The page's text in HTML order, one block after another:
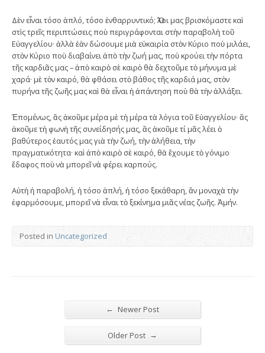
Δὲν εἶναι τόσο ἁπλό, τόσο ἐνθαρρυντικό; Ὅλοι μας βρισκόμαστε καὶ
στὶς τρεῖς περιπτώσεις ποὺ περιγράφονται στὴν παραβολὴ τοῦ
Εὐαγγελίου· ἀλλὰ ἐὰν δώσουμε μιὰ εὐκαιρία στὸν Κύριο ποὺ μιλάει,
στὸν Κύριο ποὺ διαβαίνει ἀπὸ τὴν ζωή μας, ποὺ κρούει τὴν πόρτα
τῆς καρδιᾶς μας – ἀπὸ καιρὸ σὲ καιρὸ θὰ δεχτοῦμε τὸ μήνυμα μὲ
χαρά· μὲ τὸν καιρό, θὰ φθάσει στὸ βάθος τῆς καρδιά μας, στὸν
πυρήνα τῆς ζωῆς μας καὶ θὰ εἶναι ἡ ἀπάντηση ποὺ θὰ τὴν ἀλλάξει.
Ἑπομένως, ἂς ἀκοῦμε μέρα μὲ τὴ μέρα τὰ λόγια τοῦ Εὐαγγελίου· ἂς
ἀκοῦμε τὴ φωνὴ τῆς συνείδησής μας, ἂς ἀκοῦμε τί μᾶς λέει ὁ
βαθύτερος ἐαυτός μας γιὰ τὴν ζωή, τὴν ἀλήθεια, τὴν
πραγματικότητα· καὶ ἀπὸ καιρὸ σὲ καιρό, θὰ ἔχουμε τὸ γόνιμο
ἔδαφος ποὺ νὰ μπορεῖ νὰ φέρει καρπούς.
Αὐτὴ ἡ παραβολή, ἡ τόσο ἁπλή, ἡ τόσο ξεκάθαρη, ἂν μοναχὰ τὴν
ἐφαρμόσουμε, μπορεῖ νὰ εἶναι τὸ ξεκίνημα μιᾶς νέας ζωῆς. Ἀμήν.
Posted in Uncategorized
← Newer Post
Older Post →